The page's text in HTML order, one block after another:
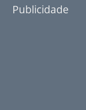
Publicidade